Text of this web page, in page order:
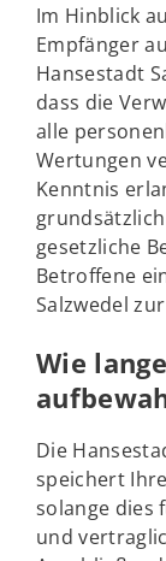
Im Hinblick
Empfänger
Hansestadt
dass die
alle
Wertungen
Kenntnis
gesetzliche
Betroffene
Salzwedel
Wie
Die
speichert
solange dies
und